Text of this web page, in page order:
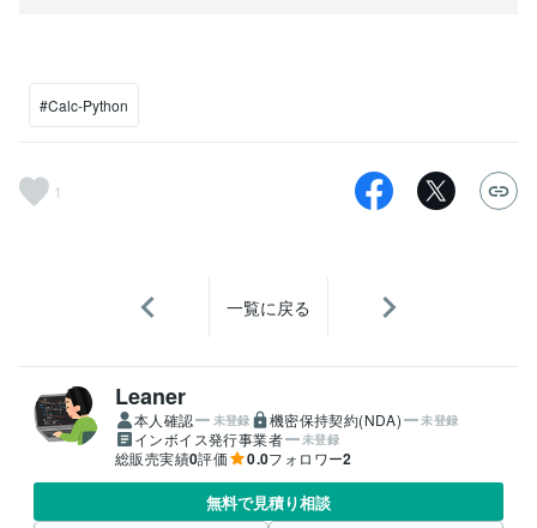
#Calc-Python
1
一覧に戻る
Leaner
本人確認 未登録 機密保持契約(NDA) 未登録
インボイス発行事業者 未登録
総販売実績0評価 0.0フォロワー2
無料で見積り相談